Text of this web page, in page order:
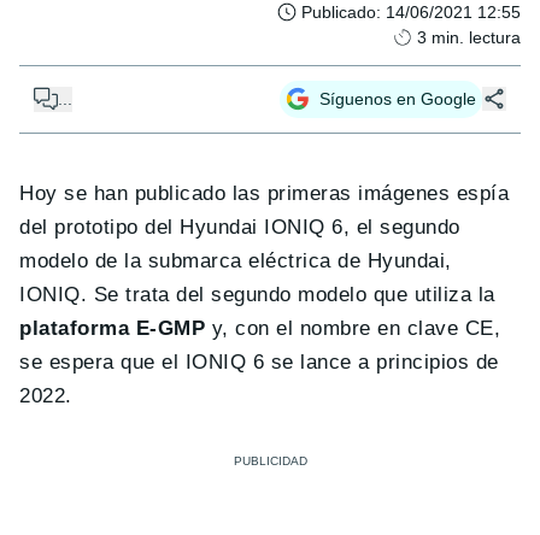
Publicado: 14/06/2021 12:55
3 min. lectura
Síguenos en Google
Hoy se han publicado las primeras imágenes espía
del prototipo del Hyundai IONIQ 6, el segundo
modelo de la submarca eléctrica de Hyundai,
IONIQ. Se trata del segundo modelo que utiliza la
plataforma E-GMP y, con el nombre en clave CE,
se espera que el IONIQ 6 se lance a principios de
2022.